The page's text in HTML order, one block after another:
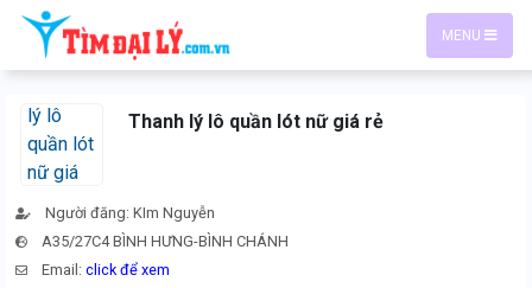
MENU
Thanh lý lô quần lót nữ giá rẻ
Người đăng: KIm Nguyễn
A35/27C4 BÌNH HƯNG-BÌNH CHÁNH
Email:click để xem